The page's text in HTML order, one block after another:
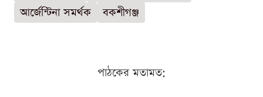
আর্জেন্টিনা সমর্থক
বকশীগঞ্জ
পাঠকের মতামত: